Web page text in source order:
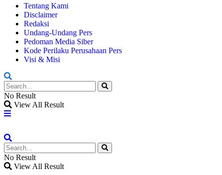
Tentang Kami
Disclaimer
Redaksi
Undang-Undang Pers
Pedoman Media Siber
Kode Perilaku Perusahaan Pers
Visi & Misi
No Result
View All Result
No Result
View All Result